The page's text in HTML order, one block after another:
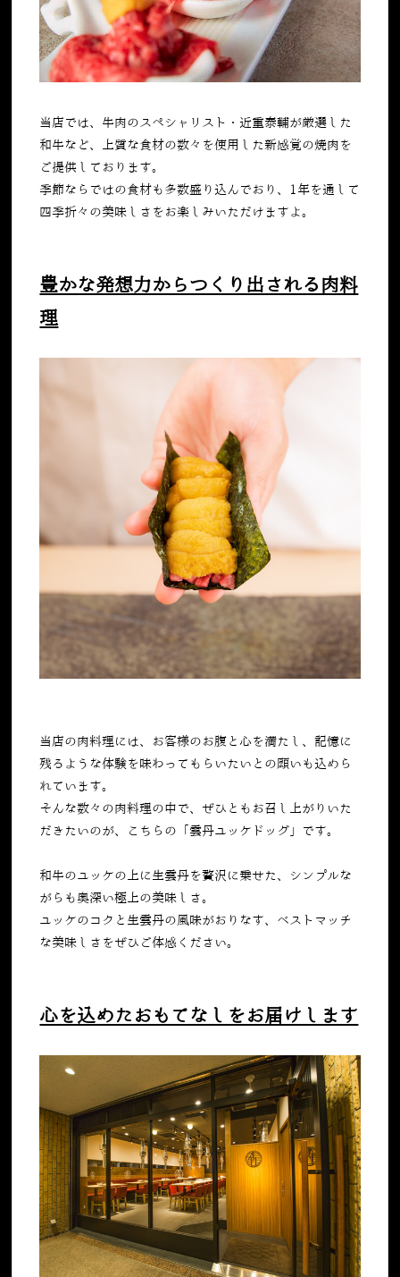
当店では、牛肉のスペシャリスト・近重泰輔が厳選した
和牛など、上質な食材の数々を使用した新感覚の焼肉を
ご提供しております。
季節ならではの食材も多数盛り込んでおり、 1年を通して
四季折々の美味しさをお楽しみいただけますよ。
豊かな発想力からつくり出される肉料
理
当店の肉料理には、お客様のお腹と心を満たし、記憶に
残るような体験を味わってもらいたいとの願いも込めら
れています。
そんな数々の肉料理の中で、ぜひともお召し上がりいた
だきたいのが、こちらの「雲丹ユッケドッグ」です。
和牛のユッケの上に生雲丹を贅沢に乗せた、シンプルな
がらも奥深い極上の美味しさ。
ユッケのコクと生雲丹の風味がおりなす、ベストマッチ
な美味しさをぜひご体感ください。
心を込めたおもてなしをお届けします